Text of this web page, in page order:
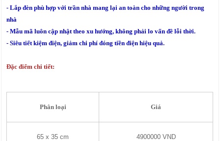
- Lắp đèn phù hợp với trần nhà mang lại an toàn cho những người trong
nhà
- Mẫu mã luôn cập nhật theo xu hướng, không phải lo vấn đề lỗi thời.
- Siêu tiết kiệm điện, giảm chi phí đóng tiền điện hiệu quả.
Đặc điểm chi tiết:
Phân loại Giá
65 x 35 cm 4900000 VND